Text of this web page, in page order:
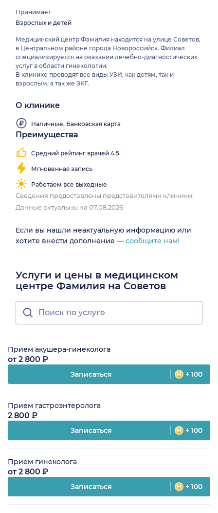
Принимает
Взрослых и детей
Медицинский центр Фамилия находится на улице Советов,
в Центральном районе города Новороссийск. Филиал
специализируется на оказании лечебно-диагностических
услуг в области гинекологии.
В клинике проводят все виды УЗИ, как детям, так и
взрослым, а так же ЭКГ.
О клинике
Наличные, Банковская карта
Преимущества
Средний рейтинг врачей 4.5
Мгновенная запись
Работаем все выходные
Сведения предоставлены представителями клиники.
Данные актуальны на 07.08.2026
Если вы нашли неактуальную информацию или
хотите внести дополнение — сообщите нам!
Услуги и цены в медицинском
центре Фамилия на Советов
Прием акушера-гинеколога
от 2 800 ₽
Записаться + 100
Прием гастроэнтеролога
2 800 ₽
Записаться + 100
Прием гинеколога
от 2 800 ₽
Записаться + 100